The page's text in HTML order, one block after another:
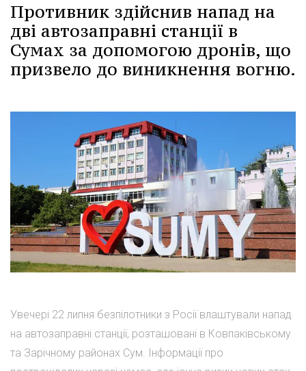
Противник здійснив напад на
дві автозаправні станції в
Сумах за допомогою дронів, що
призвело до виникнення вогню.
Увечері 22 липня безпілотники з Росії влаштували напад
на автозаправні станції, розташовані в Ковпаківському
та Зарічному районах Сум. Інформації про